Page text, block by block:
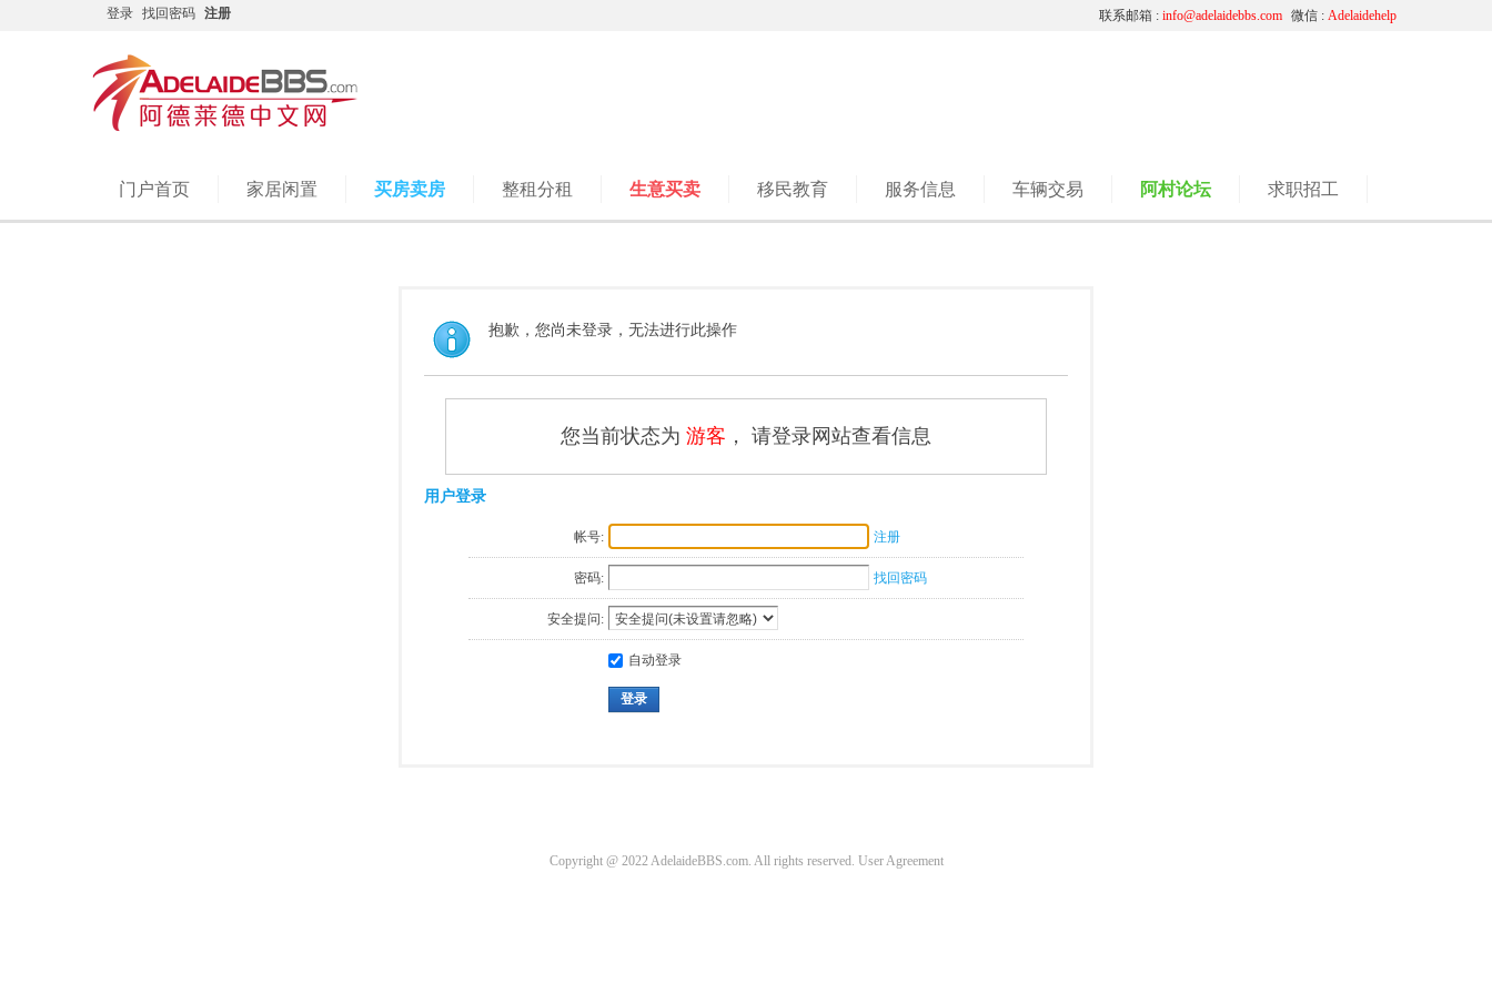
登录 找回密码 注册 微信 : Adelaidehelp
联系邮箱 : info@adelaidebbs.com
门户首页 家居闲置 买房卖房 整租分租 生意买卖 移民教育 服务信息 车辆交易 阿村论坛 求职招工
抱歉，您尚未登录，无法进行此操作
您当前状态为 游客 ， 请登录网站查看信息
用户登录
帐号: 注册
密码: 找回密码
安全提问:
自动登录
登录
Copyright @ 2022 AdelaideBBS.com. All rights reserved. User Agreement